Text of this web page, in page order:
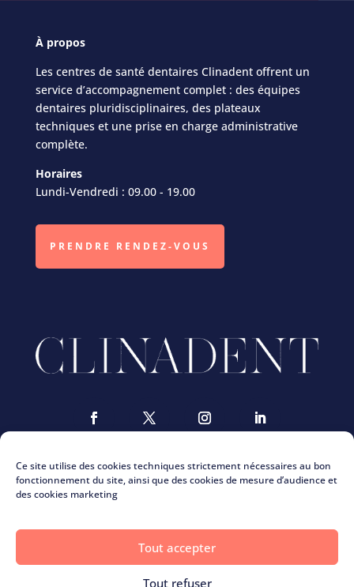
Ce site utilise des cookies techniques strictement nécessaires au bon
fonctionnement du site, ainsi que des cookies de mesure d’audience et
des cookies marketing
Tout accepter
Tout refuser
Àpropos
Les centres de santé dentaires Clinadent offrent un
service d’accompagnement complet : des équipes
dentaires pluridisciplinaires, des plateaux
techniques et une prise en charge administrative
complète.
Horaires
Lundi-Vendredi : 09.00 - 19.00
PRENDRE RENDEZ-VOUS
Nous contacter
Recrutement Clinadent